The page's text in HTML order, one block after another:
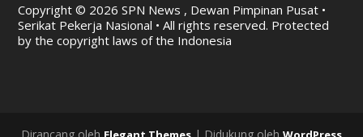
Copyright © 2026 SPN News , Dewan Pimpinan Pusat •
Serikat Pekerja Nasional • All rights reserved. Protected
by the copyright laws of the Indonesia